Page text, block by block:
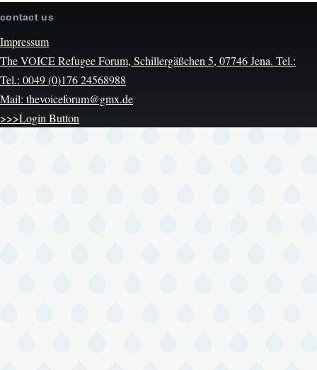
contact us
Impressum
The VOICE Refugee Forum, Schillergäßchen 5, 07746 Jena. Tel.:
Tel.: 0049 (0)176 24568988
Mail: thevoiceforum@gmx.de
>>>Login Button